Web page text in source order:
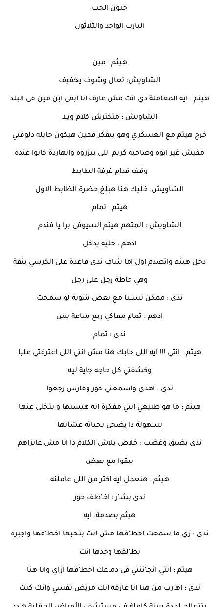
جنون الحب
البارت الواحد والثلاثون
هيثم : مين
الشاويش: تعال وشوف يخفيف
هيثم : ايه المعاملة دي انت مش عارف انا ابقى ابن مين فى البلد
الشاويش : متكترش كلام ويلا
خرج هيثم مع العسكري وهو بيفكر فمين هيكون جايله دلوقتي
مفيش غير ابوه وصاحبه كريم اللى بيزروه وانهاردة كانوا عنده
وقف قدام غرفة الظابط
الشاويش: خليك هنا هبلغ حضرة الظابط الاول
هيثم : تمام
الشاويش : المتهم هيثم السيوفى برا يا فندم
ادهم : خليه يدخل
دخل هيثم واتصدم اول اما شاف ندى قاعدة على الكرسي بثقة
وهي حاطة رجل على رجل
ندى : ممكن تسبنا مع بعض شوية لو سمحت
ادهم : تمام معاكي ربع ساعة بس
ندى : تمام
هيثم : انتي !!! ايه اللى جابك هنا مش انتي اللى اعترفتي عليا
وكشفتي كل حاجه جاية ليه
ندى : اهدى واسمعني حور وفارس رجعوا
هيثم : ما هو طبيعي انتي مفكرة انه هيسبها و يتخلى عنها
بسهولة دا يضحى بحياته عشانها
ندى بضيق وغضب : خلاص بلاش الكلام دا انا مش عايزاهم
يبقوا مع بعض
هيثم : هنعمل ايه اكتر من اللى عاملنه
ندى بشـ'ر : اخـ'طف حور
هيثم بصدمة: ايه
ندى : زي ما سمعت اخطـ'فها مش انت بتحبها اخطـ'فها واجبره
يطـ'لقها وخدها انت
هيثم : انتي اتجـ'ننتي فى دماغك اخطـ'فها ازاي وانا هنا
ندى : اهـ'رب من هنا انا عارفه انك مريض نفسي وانك كنت